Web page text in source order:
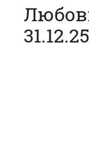
31.12.25